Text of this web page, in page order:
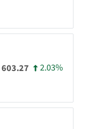
603.27 2.03%